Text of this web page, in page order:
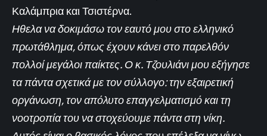
Καλάμπρια και Τσιστέρνα.
Ηθελα να δοκιμάσω τον εαυτό μου στο ελληνικό
πρωτάθλημα, όπως έχουν κάνει στο παρελθόν
πολλοί μεγάλοι παίκτες. Ο κ. Τζουλιάνι μου εξήγησε
τα πάντα σχετικά με τον σύλλογο: την εξαιρετική
οργάνωση, τον απόλυτο επαγγελματισμό και τη
νοοτροπία του να στοχεύουμε πάντα στη νίκη.